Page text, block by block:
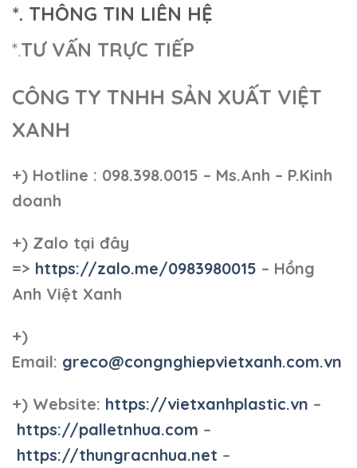
*. THÔNG TIN LIÊN HỆ
*.TƯ VẤN TRỰC TIẾP
CÔNG TY TNHH SẢN XUẤT VIỆT
XANH
+) Hotline : 098.398.0015 – Ms.Anh – P.Kinh
doanh
+) Zalo tại đây
=> https://zalo.me/0983980015 – Hồng
Anh Việt Xanh
+)
Email: greco@congnghiepvietxanh.com.vn
+) Website: https://vietxanhplastic.vn –
https://palletnhua.com –
https://thungracnhua.net –